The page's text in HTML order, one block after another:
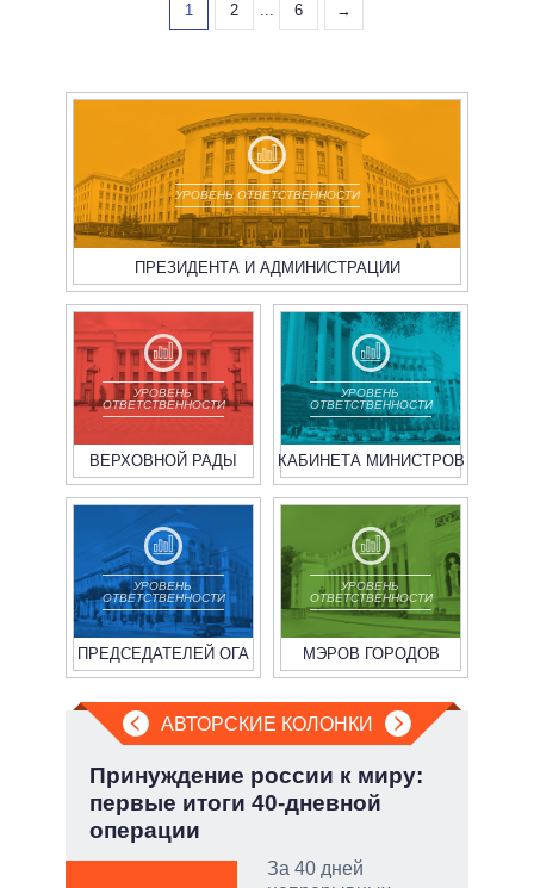
1 2 ... 6 →
УРОВЕНЬ ОТВЕТСТВЕННОСТИ
ПРЕЗИДЕНТА И АДМИНИСТРАЦИИ
УРОВЕНЬ
ОТВЕТСТВЕННОСТИ
ВЕРХОВНОЙ РАДЫ
УРОВЕНЬ
ОТВЕТСТВЕННОСТИ
КАБИНЕТА МИНИСТРОВ
УРОВЕНЬ
ОТВЕТСТВЕННОСТИ
ПРЕДСЕДАТЕЛЕЙ ОГА
УРОВЕНЬ
ОТВЕТСТВЕННОСТИ
МЭРОВ ГОРОДОВ
АВТОРСКИЕ КОЛОНКИ
Принуждение россии к миру:
первые итоги 40-дневной
операции
За 40 дней